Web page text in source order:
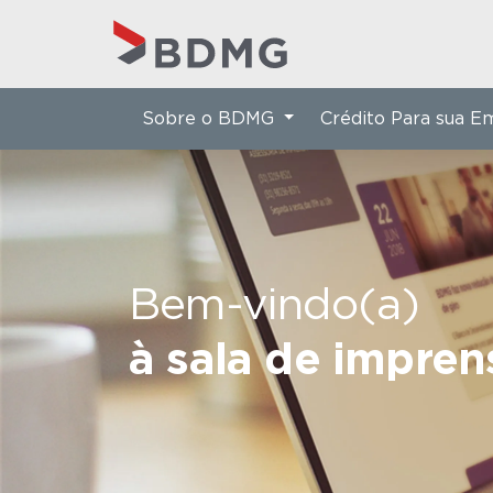
Bem-vindo(a)
à sala de
Sobre o BDMG Crédito Para sua